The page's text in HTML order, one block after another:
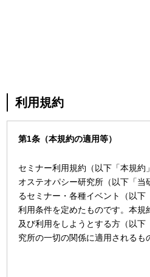
利用規約
第1条（本規約の適用等）
セミナー利用規約（以下「本規約
オステオパシー研究所（以下「当
るセミナー・各種イベント（以下
利用条件を定めたものです。本規
及び利用をしようとする方（以下
究所の一切の関係に適用されるも